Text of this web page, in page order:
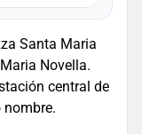
Santa Maria
Novella.
central de
nombre.